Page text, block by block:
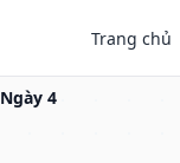
Trang chủ
Ngày 4